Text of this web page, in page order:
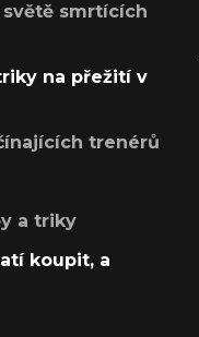
smrtících
na přežití v
trenérů
a triky
koupit, a